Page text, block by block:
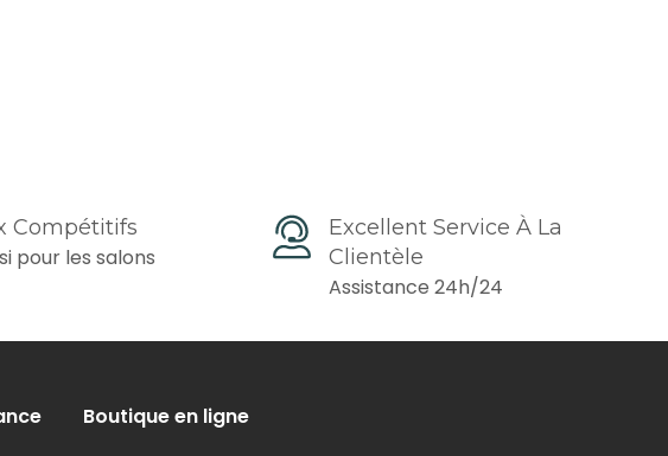
​​compétitifs
pour les salons
Excellent Service À La
Clientèle
Assistance 24h/24
Boutique en ligne